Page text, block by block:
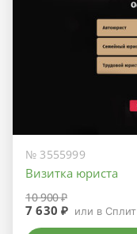
№ 3555999
Визитка юриста
10 900 ₽
7 630 ₽ или в Сплит